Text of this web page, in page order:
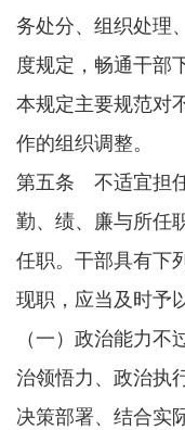
务处分、组织处理
度规定，畅通干部
本规定主要规范对
作的组织调整。
第五条 不适宜担
勤、绩、廉与所任
任职。干部具有下
现职，应当及时予
（一）政治能力
治领悟力、政治执
决策部署、结合实